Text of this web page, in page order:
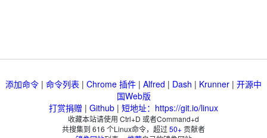
添加命令 | 命令列表 | Chrome 插件 | Alfred | Dash | Krunner | 开源中
国Web版
打赏捐赠 | Github | 短地址：https://git.io/linux
收藏本站请使用 Ctrl+D 或者Command+d
共搜集到 616 个Linux命令，超过50+贡献者